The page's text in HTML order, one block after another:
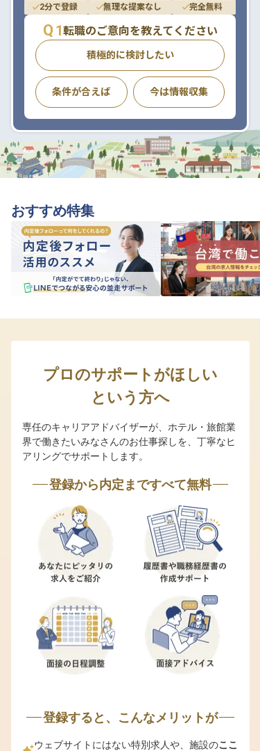
採用をお考えの企業様へ
2分で登録 無理な提案なし 完全無料
Q 1転職のご意向を教えてください
積極的に検討したい
条件が合えば 今は情報収集
おすすめ特集
プロのサポートがほしい
という方へ
専任のキャリアアドバイザーが、ホテル・旅館業
界で働きたいみなさんのお仕事探しを、丁寧なヒ
アリングでサポートします。
登録から内定まですべて無料
登録すると、こんなメリットが
ウェブサイトにはない特別求人や、施設のここ